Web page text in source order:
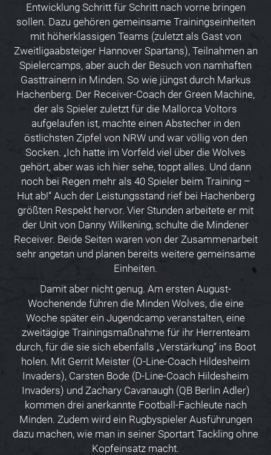
Entwicklung Schritt für Schritt nach vorne bringen
sollen. Dazu gehören gemeinsame Trainingseinheiten
mit höherklassigen Teams (zuletzt als Gast von
Zweitligaabsteiger Hannover Spartans), Teilnahmen an
Spielercamps, aber auch der Besuch von namhaften
Gasttrainern in Minden. So wie jüngst durch Markus
Hachenberg. Der Receiver-Coach der Green Machine,
der als Spieler zuletzt für die Mallorca Voltors
aufgelaufen ist, machte einen Abstecher in den
östlichsten Zipfel von NRW und war völlig von den
Socken. „Ich hatte im Vorfeld viel über die Wolves
gehört, aber was ich hier sehe, toppt alles. Und dann
noch bei Regen mehr als 40 Spieler beim Training –
Hut ab!“ Auch der Leistungsstand rief bei Hachenberg
größten Respekt hervor. Vier Stunden arbeitete er mit
der Unit von Danny Wilkening, schulte die Mindener
Receiver. Beide Seiten waren von der Zusammenarbeit
sehr angetan und planen bereits weitere gemeinsame
Einheiten.
Damit aber nicht genug. Am ersten August-
Wochenende führen die Minden Wolves, die eine
Woche später ein Jugendcamp veranstalten, eine
zweitägige Trainingsmaßnahme für ihr Herrenteam
durch, für die sie sich ebenfalls „Verstärkung“ ins Boot
holen. Mit Gerrit Meister (O-Line-Coach Hildesheim
Invaders), Carsten Bode (D-Line-Coach Hildesheim
Invaders) und Zachary Cavanaugh (QB Berlin Adler)
kommen drei anerkannte Football-Fachleute nach
Minden. Zudem wird ein Rugbyspieler Ausführungen
dazu machen, wie man in seiner Sportart Tackling ohne
Kopfeinsatz macht.